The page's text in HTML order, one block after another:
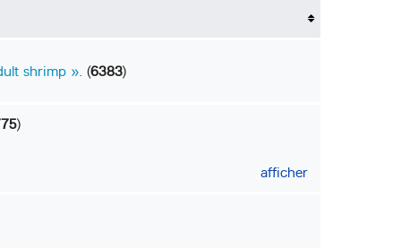
shrimp ». (6383)
)
afficher